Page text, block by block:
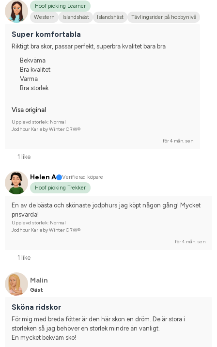
Hoof picking Learner
Western
Islandshäst Islandshäst Tävlingsrider på hobbynivå
Super komfortabla
Riktigt bra skor, passar perfekt, superbra kvalitet bara bra
Bekväma
Bra kvalitet
Varma
Bra storlek
Visa original
Upplevd storlek: Normal
Jodhpur Karleby Winter CRW®
för 4 mån. sen
1 like
Helen A
Verifierad köpare
Hoof picking Trekker
En av de bästa och skönaste jodphurs jag köpt någon gång! Mycket
prisvärda!
Upplevd storlek: Normal
Jodhpur Karleby Winter CRW®
för 4 mån. sen
1 like
Malin
Gäst
Sköna ridskor
För mig med breda fötter är den här skon en dröm. De är stora i
storleken så jag behöver en storlek mindre än vanligt.
En mycket bekväm sko!